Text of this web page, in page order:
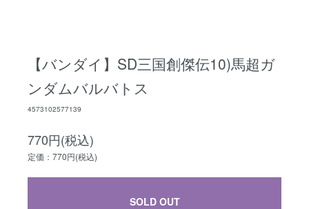
【バンダイ】SD三国創傑伝10)馬超ガ
ンダムバルバトス
4573102577139
770円(税込)
定価：770円(税込)
SOLD OUT